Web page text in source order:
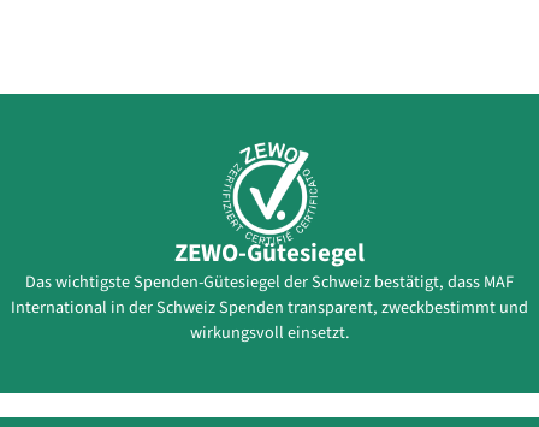
ZEWO-Gütesiegel
Das wichtigste Spenden-Gütesiegel der Schweiz bestätigt, dass MAF
International in der Schweiz Spenden transparent, zweckbestimmt und
wirkungsvoll einsetzt.